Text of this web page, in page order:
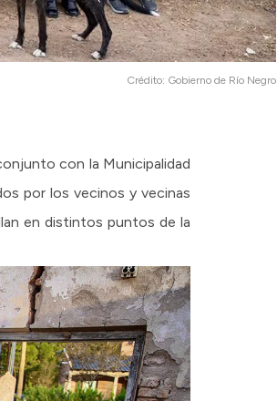
Crédito: Gobierno de Río Negro
con la Municipalidad
por los vecinos y vecinas
en distintos puntos de la